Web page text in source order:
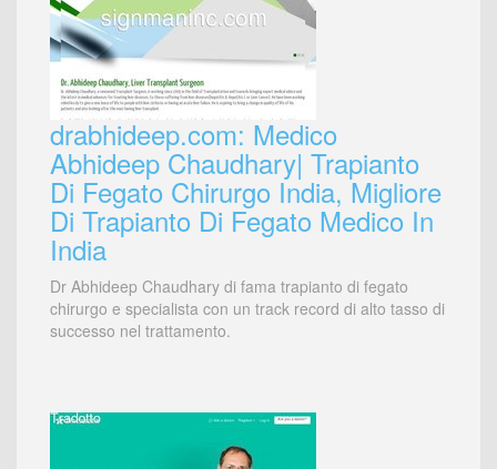
drabhideep.com: Medico
Abhideep Chaudhary| Trapianto
Di Fegato Chirurgo India, Migliore
Di Trapianto Di Fegato Medico In
India
Dr Abhideep Chaudhary di fama trapianto di fegato
chirurgo e specialista con un track record di alto tasso di
successo nel trattamento.